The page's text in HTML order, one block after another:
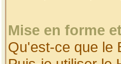
Mise en forme
Qu'est-ce que le